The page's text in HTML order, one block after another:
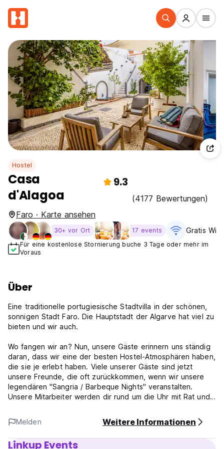
Hostel
Casa
d'Alagoa
9.3
(4177 Bewertungen)
Faro · Karte ansehen
30+ vor Ort 17 events Gratis WiFi
Für eine kostenlose Stornierung buche 3 Tage oder mehr im
Voraus
Über
Eine traditionelle portugiesische Stadtvilla in der schönen,
sonnigen Stadt Faro. Die Hauptstadt der Algarve hat viel zu
bieten und wir auch.
Wo fangen wir an? Nun, unsere Gäste erinnern uns ständig
daran, dass wir eine der besten Hostel-Atmosphären haben,
die sie je erlebt haben. Viele unserer Gäste sind jetzt
unsere Freunde, die oft zurückkommen, wenn wir unsere
legendären "Sangria / Barbeque Nights" veranstalten.
Unsere Mitarbeiter werden dir rund um die Uhr mit Rat und
wie zu Hause fühlt und wir wissen, dass du es auch wirst.
Was kann man in Faro machen? Mache eine Fahrradtour
durch den Naturpark Ria Formosa und entdeckte auf dem
Melden Weitere Informationen
Linkup Events